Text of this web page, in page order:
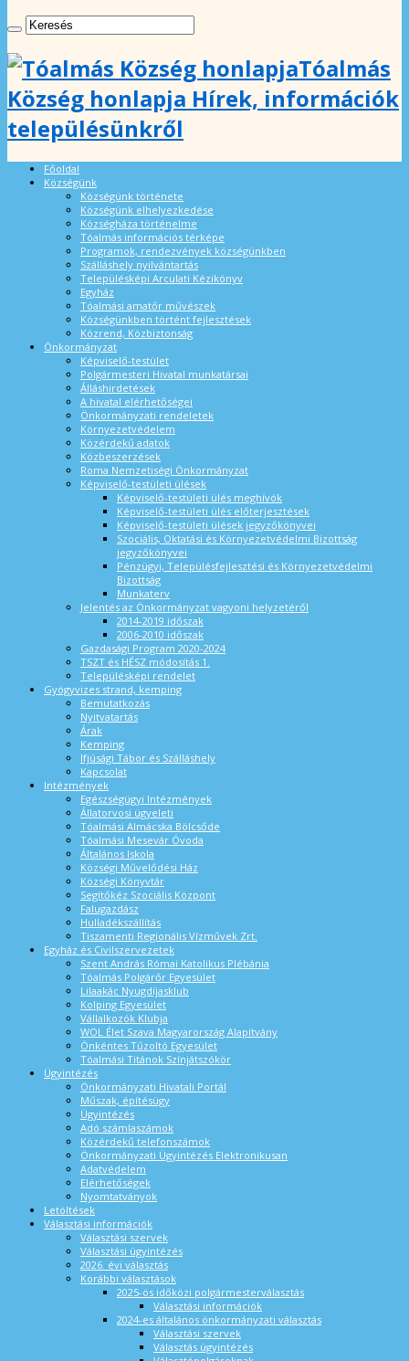
Tóalmás
Község honlapja Hírek, információk
településünkről
Főoldal
Községünk
Községünk története
Községünk elhelyezkedése
Községháza történelme
Tóalmás információs térképe
Programok, rendezvények községünkben
Szálláshely nyilvántartás
Településképi Arculati Kézikönyv
Egyház
Tóalmási amatőr művészek
Községünkben történt fejlesztések
Közrend, Közbiztonság
Önkormányzat
Képviselő-testület
Polgármesteri Hivatal munkatársai
Álláshirdetések
A hivatal elérhetőségei
Önkormányzati rendeletek
Környezetvédelem
Közérdekű adatok
Közbeszerzések
Roma Nemzetiségi Önkormányzat
Képviselő-testületi ülések
Képviselő-testületi ülés meghívók
Képviselő-testületi ülés előterjesztések
Képviselő-testületi ülések jegyzőkönyvei
Szociális, Oktatási és Környezetvédelmi Bizottság
jegyzőkönyvei
Pénzügyi, Településfejlesztési és Környezetvédelmi
Bizottság
Munkaterv
Jelentés az Önkormányzat vagyoni helyzetéről
2014-2019 időszak
2006-2010 időszak
Gazdasági Program 2020-2024
TSZT és HÉSZ módosítás 1.
Településképi rendelet
Gyógyvizes strand, kemping
Bemutatkozás
Nyitvatartás
Árak
Kemping
Ifjúsági Tábor és Szálláshely
Kapcsolat
Intézmények
Egészségügyi Intézmények
Állatorvosi ügyeleti
Tóalmási Almácska Bölcsőde
Tóalmási Mesevár Óvoda
Általános Iskola
Községi Művelődési Ház
Községi Könyvtár
Segítőkéz Szociális Központ
Falugazdász
Hulladékszállítás
Tiszamenti Regionális Vízművek Zrt.
Egyház és Civilszervezetek
Szent András Római Katolikus Plébánia
Tóalmás Polgárőr Egyesület
Lilaakác Nyugdíjasklub
Kolping Egyesület
Vállalkozók Klubja
WOL Élet Szava Magyarország Alapítvány
Önkéntes Tűzoltó Egyesület
Tóalmási Titánok Színjátszókör
Ügyintézés
Önkormányzati Hivatali Portál
Műszak, építésügy
Ügyintézés
Adó számlaszámok
Közérdekű telefonszámok
Önkormányzati Ügyintézés Elektronikusan
Adatvédelem
Elérhetőségek
Nyomtatványok
Letöltések
Választási információk
Választási szervek
Választási ügyintézés
2026. évi választás
Korábbi választások
2025-ös időközi polgármesterválasztás
Választási információk
2024-es általános önkormányzati választás
Választási szervek
Választás ügyintézés